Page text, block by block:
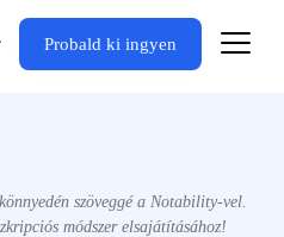
Probald ki ingyen
szöveggé a Notability-vel.
módszer elsajátításához!